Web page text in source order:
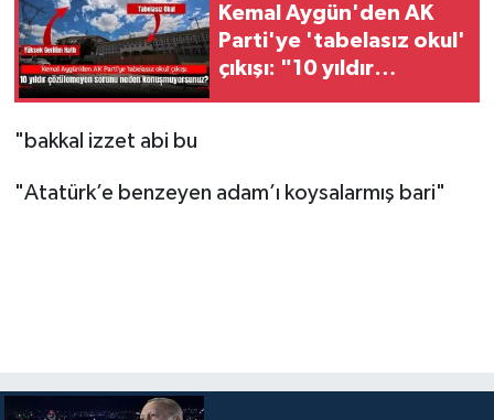
Kemal Aygün'den AK
Parti'ye 'tabelasız okul'
çıkışı: "10 yıldır
"bakkal izzet abi bu
"Atatürk’e benzeyen adam’ı koysalarmış bari"